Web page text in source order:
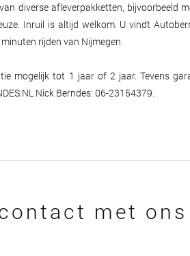
diverse afleverpakketten, bijvoorbeeld
Inruil is altijd welkom. U vindt
rijden van Nijmegen.
mogelijk tot 1 jaar of 2 jaar. Tevens
Nick Berndes: 06-23154379.
met ons